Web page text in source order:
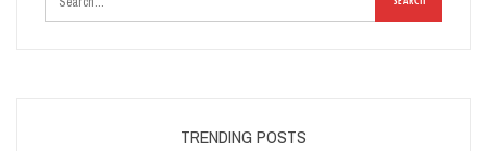
TRENDING POSTS